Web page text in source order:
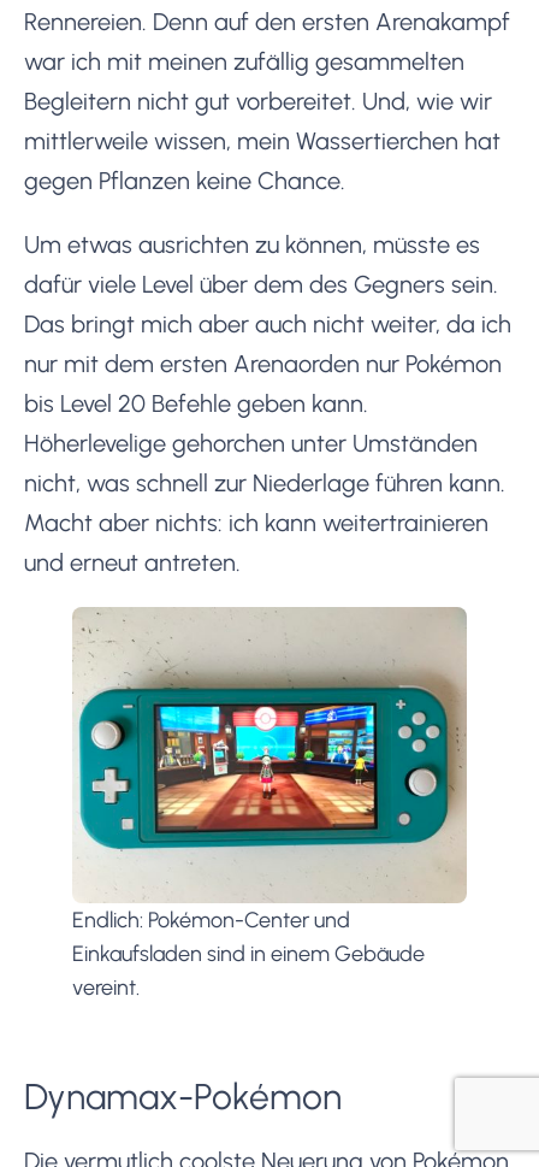
Rennereien. Denn auf den ersten Arenakampf
war ich mit meinen zufällig gesammelten
Begleitern nicht gut vorbereitet. Und, wie wir
mittlerweile wissen, mein Wassertierchen hat
gegen Pflanzen keine Chance.
Um etwas ausrichten zu können, müsste es
dafür viele Level über dem des Gegners sein.
Das bringt mich aber auch nicht weiter, da ich
nur mit dem ersten Arenaorden nur Pokémon
bis Level 20 Befehle geben kann.
Höherlevelige gehorchen unter Umständen
nicht, was schnell zur Niederlage führen kann.
Macht aber nichts: ich kann weitertrainieren
und erneut antreten.
Endlich: Pokémon-Center und
Einkaufsladen sind in einem Gebäude
vereint.
Dynamax-Pokémon